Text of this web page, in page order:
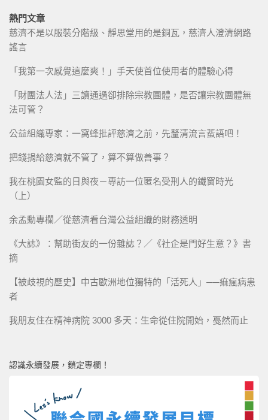
熱門文章
慈濟不是以服裝分階級、靜思堂用的是銅瓦，慈濟人澄清網路
謠言
「我第一次感覺這麼爽！」手天使首位使用者的體驗心得
「財團法人法」三讀通過卻排除宗教團體，是否讓宗教團體無
法可管？
公益組織專家：一窩蜂批評慈濟之前，先釐清流言蜚語吧！
把錢捐給慈濟就不管了，算不算做善事？
我在桃園女監的日與夜－專訪一位匿名受刑人的鐵窗時光
（上）
余孟勳專欄／從慈濟看台灣公益組織的財務透明
《大誌》：幫助街友的一份雜誌？／《社企是門好生意？》書
摘
【被歧視的歷史】中古歐洲地位獨特的「活死人」──痲瘋病患
者
我朋友住在精神病院 3000 多天：生命從住院開始，戞然而止
認識永續發展，鎖定專欄！